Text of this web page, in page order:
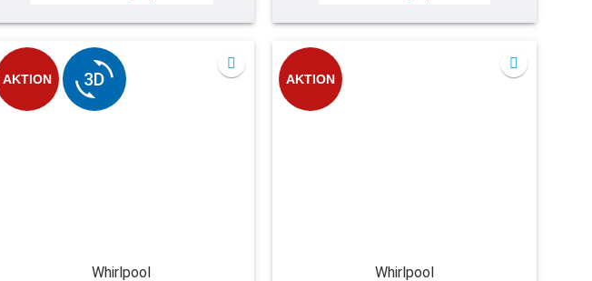
AKTION
Whirlpool
AKTION
Whirlpool